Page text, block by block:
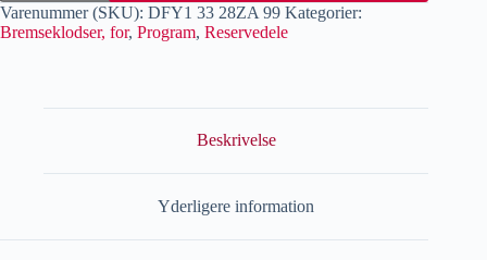
Varenummer (SKU): DFY1 33 28ZA 99 Kategorier:
Bremseklodser, for, Program, Reservedele
Beskrivelse
Yderligere information